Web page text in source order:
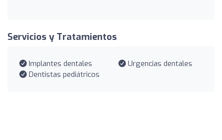
Servicios y Tratamientos
Implantes dentales
Urgencias dentales
Dentistas pediátricos